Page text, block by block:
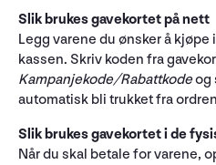
Slik brukes gavekortet på nett
Legg varene du ønsker å
kassen. Skriv koden fra
Kampanjekode/Rabattkodeog
automatisk bli trukket fra
Slik brukes gavekortet i de
Når du skal betale for varene,